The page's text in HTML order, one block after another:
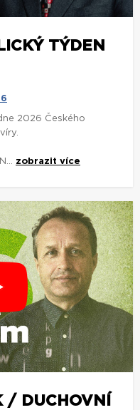
TÝDEN
2026 Českého
zobrazit více
/ DUCHOVNÍ